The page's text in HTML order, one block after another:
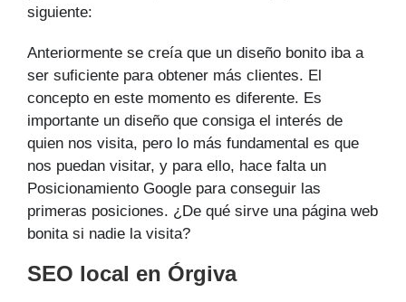
siguiente:
Anteriormente se creía que un diseño bonito iba a
ser suficiente para obtener más clientes. El
concepto en este momento es diferente. Es
importante un diseño que consiga el interés de
quien nos visita, pero lo más fundamental es que
nos puedan visitar, y para ello, hace falta un
Posicionamiento Google para conseguir las
primeras posiciones. ¿De qué sirve una página web
bonita si nadie la visita?
SEO local en Órgiva